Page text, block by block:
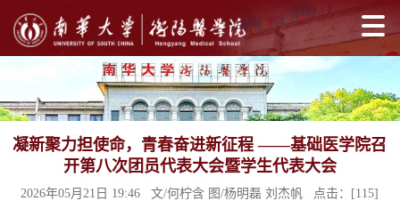
凝新聚力担使命，青春奋进新征程 ——基础医学院召
开第八次团员代表大会暨学生代表大会
2026年05月21日 19:46 文/何柠含 图/杨明磊 刘杰帆 点击：[115]